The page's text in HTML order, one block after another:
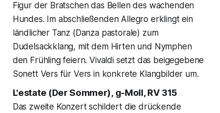
Figur der Bratschen das Bellen des wachenden
Hundes. Im abschließenden Allegro erklingt ein
ländlicher Tanz (Danza pastorale) zum
Dudelsackklang, mit dem Hirten und Nymphen
den Frühling feiern. Vivaldi setzt das beigegebene
Sonett Vers für Vers in konkrete Klangbilder um.
L'estate (Der Sommer), g-Moll, RV 315
Das zweite Konzert schildert die drückende